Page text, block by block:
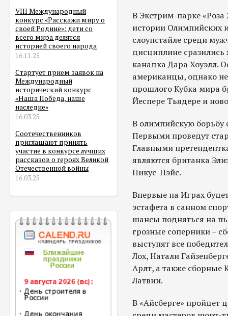
VIII Международный
конкурс «Расскажи миру о
своей Родине»: дети со
всего мира делятся
историей своего народа
16.11.25
Стартует прием заявок на
Международный
исторический конкурс
«Наша Победа, наше
наследие»
16.03.25
Соотечественников
приглашают принять
участие в конкурсе лучших
рассказов о героях Великой
Отечественной войны
16.03.25
В Экстрим-парке
истории Олимпийских
слоупстайле среди
дисциплине
канадка Дара Хоуэлл.
американцы, однако не
прошлого Кубка мира
Йеспере Тьядере и
В олимпийскую борьбу
Первыми проведут
Главными
являются британка
Пикус-Пэйс.
Впервые на Играх
эстафета в санном
шансы подняться на
грозные соперники –
выступят все
Лох, Натали
Арлт, а также
Латвии.
В «Айсберге» пройдет